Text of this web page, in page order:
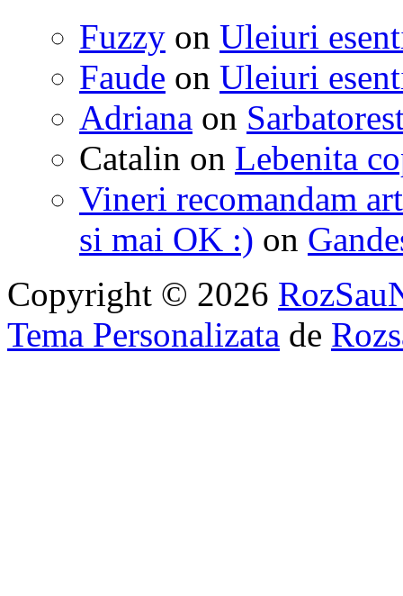
Fuzzy on Uleiuri
Faude on Uleiuri
Adriana on
Catalin on Lebenita
Vineri recomandam
si mai OK :) on
Copyright © 2026
Tema Personalizata de